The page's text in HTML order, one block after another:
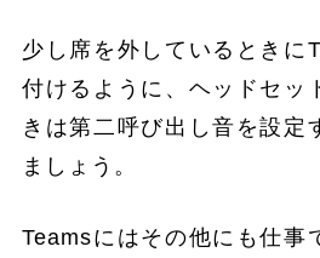
少し席を外しているときに
付けるように、ヘッドセッ
きは第二呼び出し音を設定
ましょう。
Teamsにはその他にも仕事